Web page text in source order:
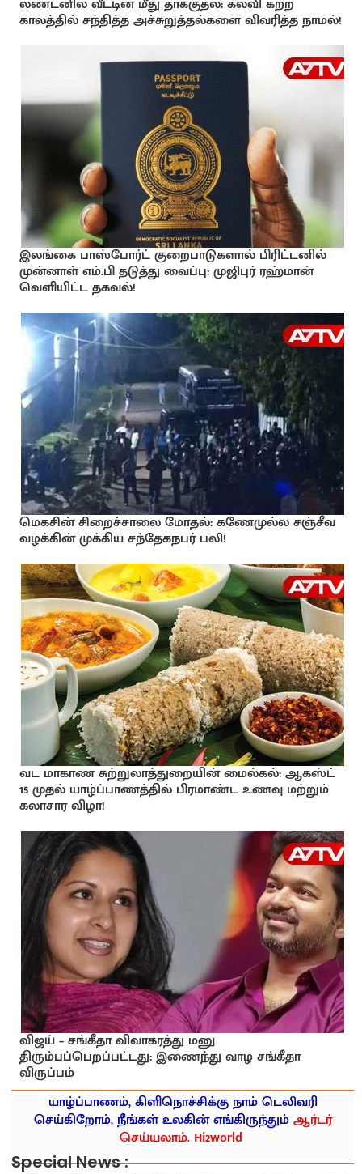
காலத்தில் சந்தித்த அச்சுறுத்தல்களை விவரித்த நாமல்!
இலங்கை பாஸ்போர்ட் குறைபாடுகளால் பிரிட்டனில்
முன்னாள் எம்.பி தடுத்து வைப்பு: முஜிபுர் ரஹ்மான்
வெளியிட்ட தகவல்!
மெகசின் சிறைச்சாலை மோதல்: கணேமுல்ல சஞ்சீவ
வழக்கின் முக்கிய சந்தேகநபர் பலி!
வட மாகாண சுற்றுலாத்துறையின் மைல்கல்: ஆகஸ்ட்
15 முதல் யாழ்ப்பாணத்தில் பிரமாண்ட உணவு மற்றும்
கலாசார விழா!
விஜய் – சங்கீதா விவாகரத்து மனு
திரும்பப்பெறப்பட்டது: இணைந்து வாழ சங்கீதா
விருப்பம்
யாழ்ப்பாணம், கிளிநொச்சிக்கு நாம் டெலிவரி
செய்கிறோம், நீங்கள் உலகின் எங்கிருந்தும்ஆர்டர்
செய்யலாம். Hi2world
Special News :